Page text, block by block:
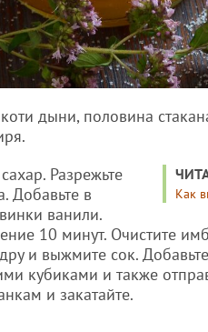
дыни, половина
Как
Разрежьте
Добавьте в
ванили.
10 минут. Очистите
и выжмите сок.
кубиками и также
и закатайте.